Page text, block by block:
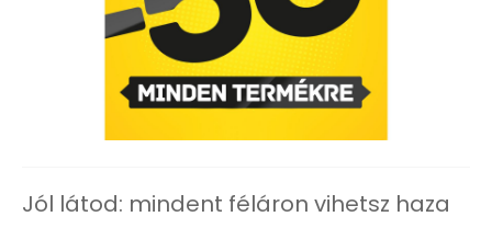
Jól látod: mindent féláron vihetsz haza